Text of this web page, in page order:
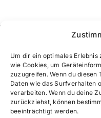
Um dir ein optimales
wie Cookies, um
zuzugreifen. Wenn du
Daten wie das Surfverhalten
verarbeiten. Wenn du deine
zurückziehst, können
beeinträchtigt werden.